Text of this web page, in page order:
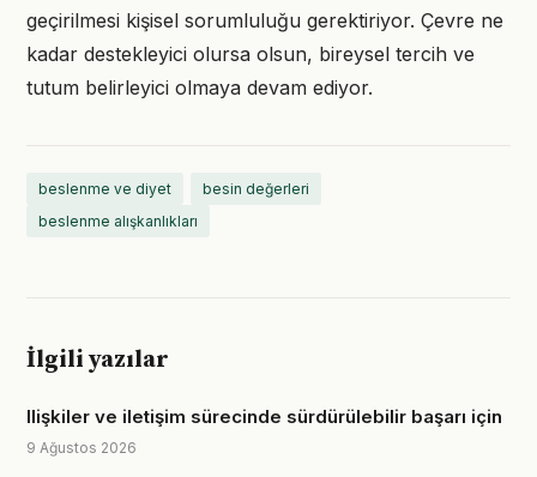
geçirilmesi kişisel sorumluluğu gerektiriyor. Çevre ne
kadar destekleyici olursa olsun, bireysel tercih ve
tutum belirleyici olmaya devam ediyor.
beslenme ve diyet
besin değerleri
beslenme alışkanlıkları
İlgili yazılar
Ilişkiler ve iletişim sürecinde sürdürülebilir başarı için
9 Ağustos 2026